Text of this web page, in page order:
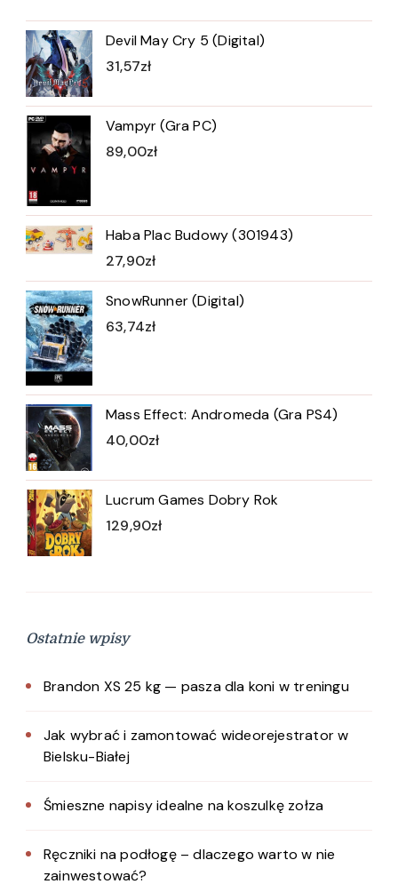
Devil May Cry 5 (Digital)
31,57zł
Vampyr (Gra PC)
89,00zł
Haba Plac Budowy (301943)
27,90zł
SnowRunner (Digital)
63,74zł
Mass Effect: Andromeda (Gra PS4)
40,00zł
Lucrum Games Dobry Rok
129,90zł
Ostatnie wpisy
Brandon XS 25 kg — pasza dla koni w treningu
Jak wybrać i zamontować wideorejestrator w
Bielsku-Białej
Śmieszne napisy idealne na koszulkę zołza
Ręczniki na podłogę – dlaczego warto w nie
zainwestować?